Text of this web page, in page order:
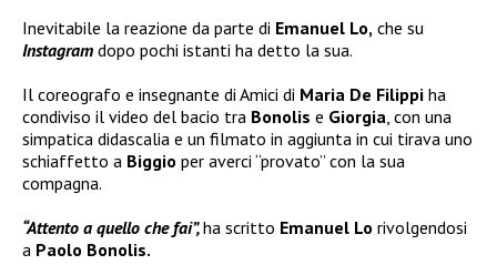
Inevitabile la reazione da parte di Emanuel Lo, che su
Instagram dopo pochi istanti ha detto la sua.
Il coreografo e insegnante di Amici di Maria De Filippi ha
condiviso il video del bacio tra Bonolis e Giorgia, con una
simpatica didascalia e un filmato in aggiunta in cui tirava uno
schiaffetto a Biggio per averci “provato” con la sua
compagna.
“Attento a quello che fai”,ha scritto Emanuel Lo rivolgendosi
a Paolo Bonolis.